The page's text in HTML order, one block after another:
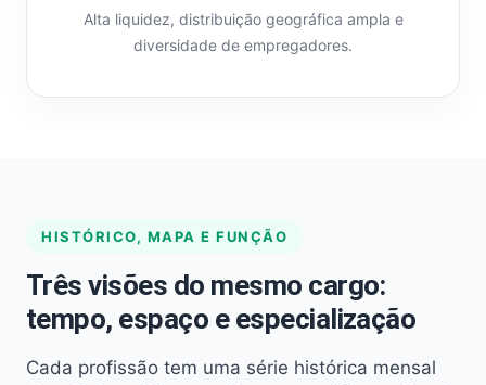
Alta liquidez, distribuição geográfica ampla e
diversidade de empregadores.
HISTÓRICO, MAPA E FUNÇÃO
Três visões do mesmo cargo:
tempo, espaço e especialização
Cada profissão tem uma série histórica mensal